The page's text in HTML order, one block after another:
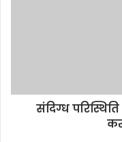
संदिग्ध